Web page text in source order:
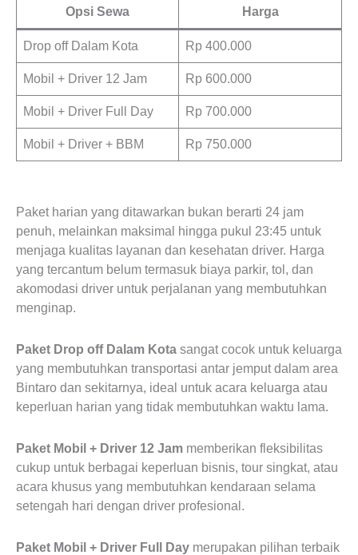
Opsi Sewa Harga
Drop off Dalam Kota Rp 400.000
Mobil + Driver 12 Jam Rp 600.000
Mobil + Driver Full Day Rp 700.000
Mobil + Driver + BBM Rp 750.000
Paket harian yang ditawarkan bukan berarti 24 jam
penuh, melainkan maksimal hingga pukul 23:45 untuk
menjaga kualitas layanan dan kesehatan driver. Harga
yang tercantum belum termasuk biaya parkir, tol, dan
akomodasi driver untuk perjalanan yang membutuhkan
menginap.
Paket Drop off Dalam Kota sangat cocok untuk keluarga
yang membutuhkan transportasi antar jemput dalam area
Bintaro dan sekitarnya, ideal untuk acara keluarga atau
keperluan harian yang tidak membutuhkan waktu lama.
Paket Mobil + Driver 12 Jam memberikan fleksibilitas
cukup untuk berbagai keperluan bisnis, tour singkat, atau
acara khusus yang membutuhkan kendaraan selama
setengah hari dengan driver profesional.
Paket Mobil + Driver Full Day merupakan pilihan terbaik